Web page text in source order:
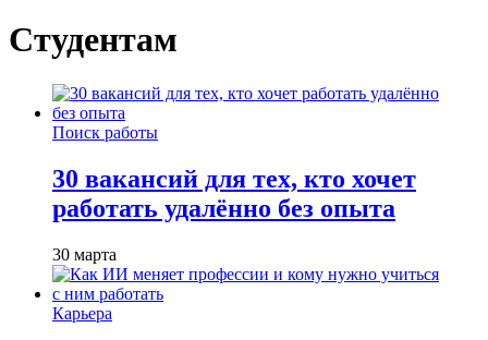
Студентам
Поиск работы
30 вакансий для тех, кто хочет
работать удалённо без опыта
30 марта
Карьера